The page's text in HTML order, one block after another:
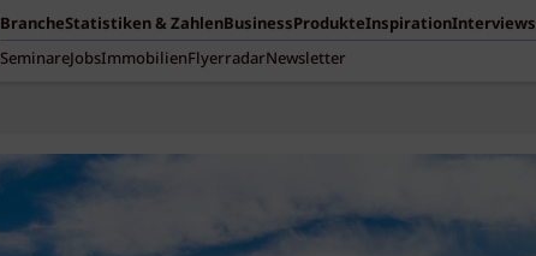
BrancheStatistiken & ZahlenBusinessProdukteInspirationInterviews
SeminareJobsImmobilienFlyerradarNewsletter